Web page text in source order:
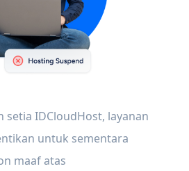
setia IDCloudHost, layanan
untuk sementara
maaf atas